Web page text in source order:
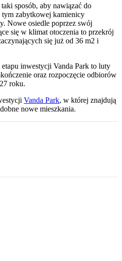
sposób, aby nawiązać do
tym zabytkowej kamienicy
Nowe osiedle poprzez swój
się w klimat otoczenia to przekrój
się już od 36 m2 i
inwestycji Vanda Park to luty
oraz rozpoczęcie odbiorów
roku.
Vanda Park, w której znajdują
nowe mieszkania.